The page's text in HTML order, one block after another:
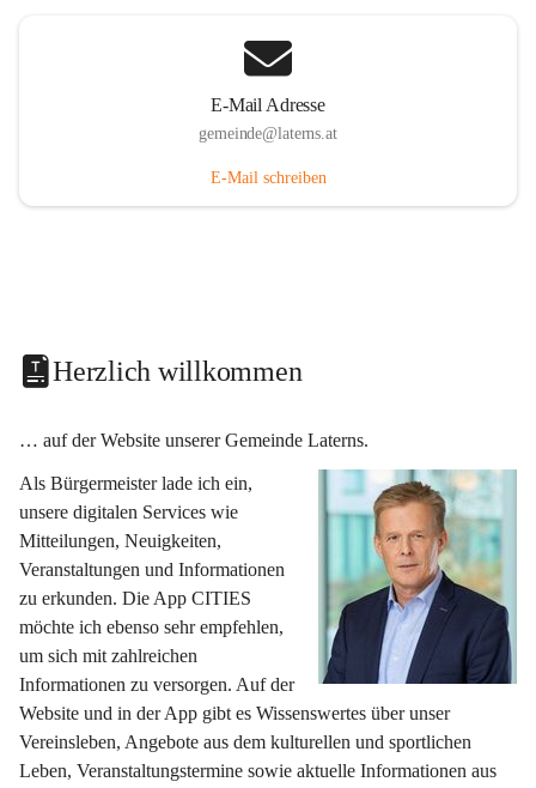
E-Mail Adresse
gemeinde@laterns.at
E-Mail schreiben
Herzlich willkommen
… auf der Website unserer Gemeinde Laterns.
Als Bürgermeister lade ich ein,
unsere digitalen Services wie
Mitteilungen, Neuigkeiten,
Veranstaltungen und Informationen
zu erkunden. Die App CITIES
möchte ich ebenso sehr empfehlen,
um sich mit zahlreichen
Informationen zu versorgen. Auf der
Website und in der App gibt es Wissenswertes über unser
Vereinsleben, Angebote aus dem kulturellen und sportlichen
Leben, Veranstaltungstermine sowie aktuelle Informationen aus